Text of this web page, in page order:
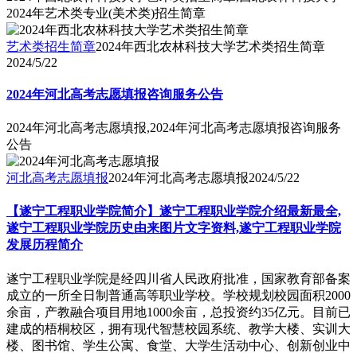
2024年艺术类专业(美术类)招生简章
艺术类招生简章2024年西北农林科技大学艺术类招生简章
2024/5/22
2024年河北高考志愿填报咨询服务公告
2024年河北高考志愿填报,2024年河北高考志愿填报咨询服务
公告
河北高考志愿填报2024年河北高考志愿填报2024/5/22
【遂宁工程职业学院简介】遂宁工程职业学院介绍最新最全,
遂宁工程职业学院历史由来图片文字资料,遂宁工程职业学院
发展历程简介
​遂宁工程职业学院是经四川省人民政府批准，国家教育部备案
成立的一所全日制普通高等职业学校。学校规划校园面积2000
余亩，产教融合项目用地1000余亩，总投资约35亿元。目前已
建成的梧桐校区，拥有现代智慧校园系统、教学大楼、实训大
楼、图书馆、学生公寓、食堂、大学生活动中心、创新创业中